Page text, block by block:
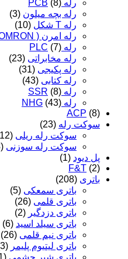
رله PCB (8)
رله بچه میلون (3)
رله T شکل
(10)
رله امرن ( OMRON )
رله PLC (7)
رله مخابراتی (23)
رله پکیجی (31)
رله کتابی (43)
رله SSR (8)
رله NHG (43)
ACP (8)
سوکت رله (23)
سوکت رله ریلی (12)
سوکت رله سوزنی (13)
پل دیود (1)
F&T (2)
باتری (208)
باتری سمعکی (5)
باتری قلمی (26)
باتری دزدگیر (2)
باتری سیلد اسید (6)
باتری نیم قلمی (26)
باتری لیتیوم پلیمر (3)
باتری شیر چشمی (1)